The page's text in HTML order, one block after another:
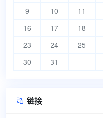
9
10 11
16
17 18
23
24 25
30
31
 链接